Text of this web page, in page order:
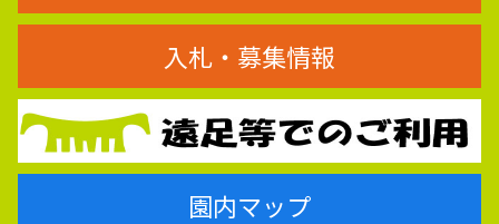
入札・募集情報
園内マップ